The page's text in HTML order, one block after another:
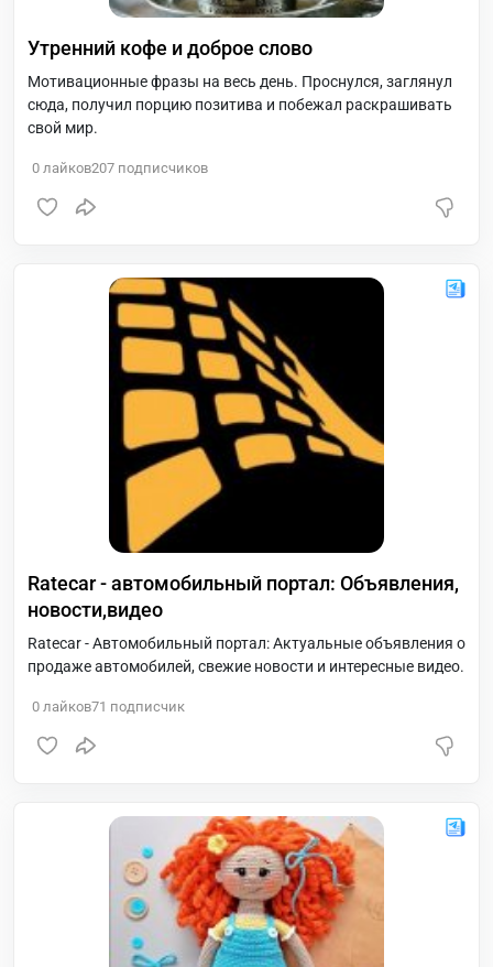
Утренний кофе и доброе слово
Мотивационные фразы на весь день. Проснулся, заглянул
сюда, получил порцию позитива и побежал раскрашивать
свой мир.
0 лайков207 подписчиков
Ratecar - автомобильный портал: Объявления,
новости,видео
Ratecar - Автомобильный портал: Актуальные объявления о
продаже автомобилей, свежие новости и интересные видео.
0 лайков71 подписчик